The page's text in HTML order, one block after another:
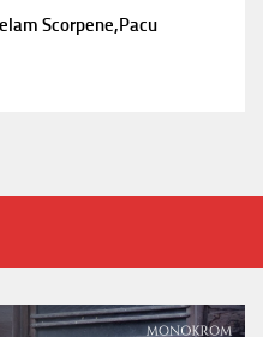
Scorpene,Pacu